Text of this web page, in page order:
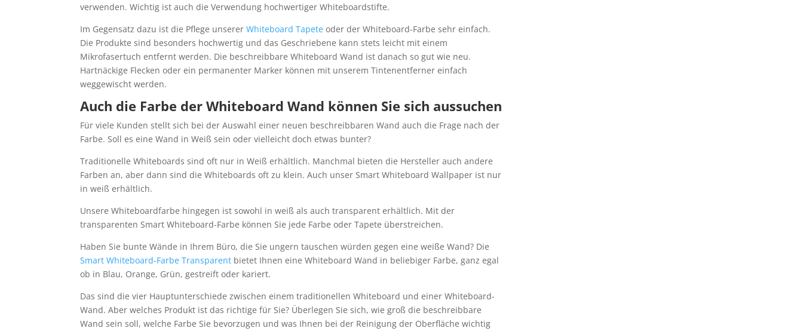
verwenden. Wichtig ist auch die Verwendung hochwertiger Whiteboardstifte.
Im Gegensatz dazu ist die Pflege unsererWhiteboard Tapete oder der Whiteboard-Farbe sehr einfach.
Die Produkte sind besonders hochwertig und das Geschriebene kann stets leicht mit einem
Mikrofasertuch entfernt werden. Die beschreibbare Whiteboard Wand ist danach so gut wie neu.
Hartnäckige Flecken oder ein permanenter Marker können mit unserem Tintenentferner einfach
weggewischt werden.
Auch die Farbe der Whiteboard Wand können Sie sich aussuchen
Für viele Kunden stellt sich bei der Auswahl einer neuen beschreibbaren Wand auch die Frage nach der
Farbe. Soll es eine Wand in Weiß sein oder vielleicht doch etwas bunter?
Traditionelle Whiteboards sind oft nur in Weiß erhältlich. Manchmal bieten die Hersteller auch andere
Farben an, aber dann sind die Whiteboards oft zu klein. Auch unser Smart Whiteboard Wallpaper ist nur
in weiß erhältlich.
Unsere Whiteboardfarbe hingegen ist sowohl in weiß als auch transparent erhältlich. Mit der
transparenten Smart Whiteboard-Farbe können Sie jede Farbe oder Tapete überstreichen.
Haben Sie bunte Wände in Ihrem Büro, die Sie ungern tauschen würden gegen eine weiße Wand? Die
Smart Whiteboard-Farbe Transparent bietet Ihnen eine Whiteboard Wand in beliebiger Farbe, ganz egal
ob in Blau, Orange, Grün, gestreift oder kariert.
Das sind die vier Hauptunterschiede zwischen einem traditionellen Whiteboard und einer Whiteboard-
Wand. Aber welches Produkt ist das richtige für Sie? Überlegen Sie sich, wie groß die beschreibbare
Wand sein soll, welche Farbe Sie bevorzugen und was Ihnen bei der Reinigung der Oberfläche wichtig